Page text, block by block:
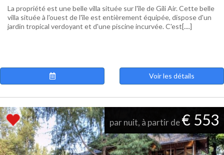
La propriété est une belle villa située sur l'île de Gili Air. Cette belle
villa située à l'ouest de l'île est entièrement équipée, dispose d'un
jardin tropical verdoyant et d'une piscine incurvée. C'est[....]
Voir les détails
par nuit, à partir de€ 553